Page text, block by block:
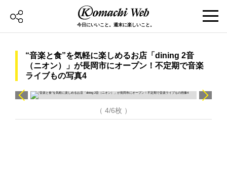
今日にいいこと。週末に楽しいこと。
“音楽と食”を気軽に楽しめるお店「dining 2音
（ニオン）」が長岡市にオープン！不定期で音楽
ライブもの写真4
（ 4/6枚 ）